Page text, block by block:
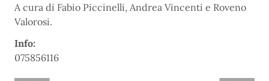
A cura di Fabio Piccinelli, Andrea Vincenti e Roveno
Valorosi.
Info:
075856116